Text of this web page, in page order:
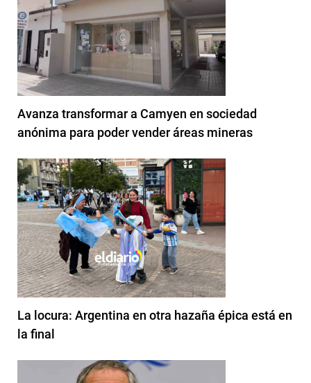
Avanza transformar a Camyen en sociedad
anónima para poder vender áreas mineras
La locura: Argentina en otra hazaña épica está en
la final